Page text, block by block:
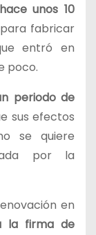
unos 10
fabricar
entró en
poco.
periodo de
sus efectos
se quiere
por la
en
la firma de